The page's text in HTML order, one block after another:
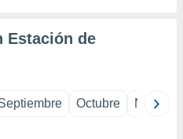
Estación de
Octubre